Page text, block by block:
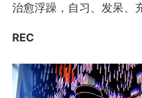
治愈浮躁，自习、发呆、
REC